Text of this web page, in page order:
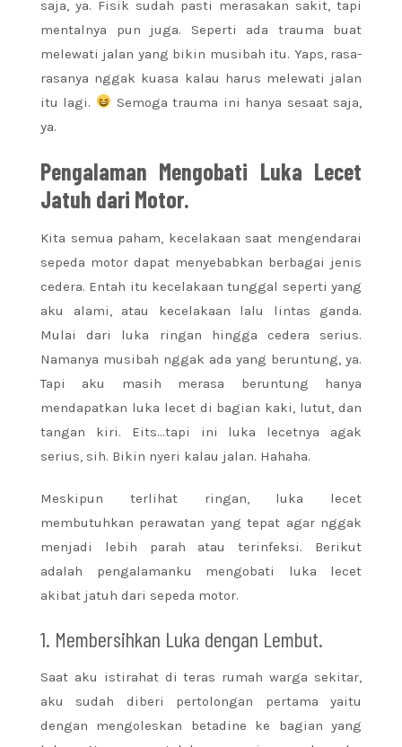
saja, ya. Fisik sudah pasti merasakan sakit, tapi
mentalnya pun juga. Seperti ada trauma buat
melewati jalan yang bikin musibah itu. Yaps, rasa-
rasanya nggak kuasa kalau harus melewati jalan
itu lagi.
Semoga trauma ini hanya sesaat saja,
ya.
Pengalaman Mengobati Luka Lecet
Jatuh dari Motor.
Kita semua paham, kecelakaan saat mengendarai
sepeda motor dapat menyebabkan berbagai jenis
cedera. Entah itu kecelakaan tunggal seperti yang
aku alami, atau kecelakaan lalu lintas ganda.
Mulai dari luka ringan hingga cedera serius.
Namanya musibah nggak ada yang beruntung, ya.
Tapi aku masih merasa beruntung hanya
mendapatkan luka lecet di bagian kaki, lutut, dan
tangan kiri. Eits…tapi ini luka lecetnya agak
serius, sih. Bikin nyeri kalau jalan. Hahaha.
Meskipun terlihat ringan, luka lecet
membutuhkan perawatan yang tepat agar nggak
menjadi lebih parah atau terinfeksi. Berikut
adalah pengalamanku mengobati luka lecet
akibat jatuh dari sepeda motor.
1. Membersihkan Luka dengan Lembut.
Saat aku istirahat di teras rumah warga sekitar,
aku sudah diberi pertolongan pertama yaitu
dengan mengoleskan betadine ke bagian yang